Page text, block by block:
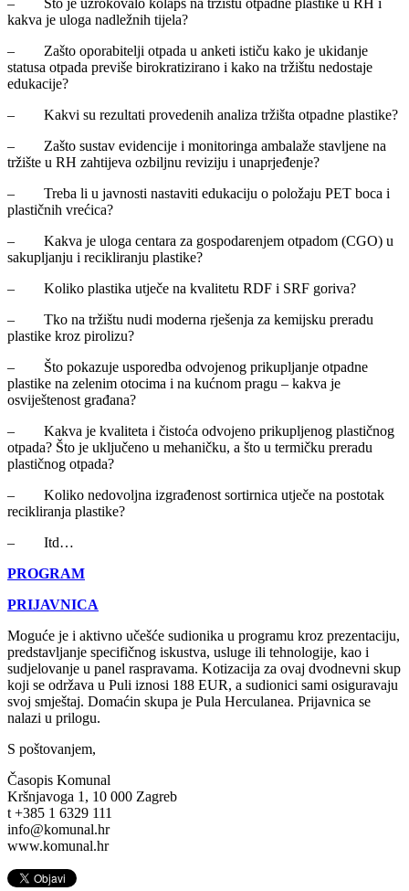
– Što je uzrokovalo kolaps na tržištu otpadne plastike u RH i
kakva je uloga nadležnih tijela?
– Zašto oporabitelji otpada u anketi ističu kako je ukidanje
statusa otpada previše birokratizirano i kako na tržištu nedostaje
edukacije?
– Kakvi su rezultati provedenih analiza tržišta otpadne plastike?
– Zašto sustav evidencije i monitoringa ambalaže stavljene na
tržište u RH zahtijeva ozbiljnu reviziju i unaprjeđenje?
– Treba li u javnosti nastaviti edukaciju o položaju PET boca i
plastičnih vrećica?
– Kakva je uloga centara za gospodarenjem otpadom (CGO) u
sakupljanju i recikliranju plastike?
– Koliko plastika utječe na kvalitetu RDF i SRF goriva?
– Tko na tržištu nudi moderna rješenja za kemijsku preradu
plastike kroz pirolizu?
– Što pokazuje usporedba odvojenog prikupljanje otpadne
plastike na zelenim otocima i na kućnom pragu – kakva je
osviještenost građana?
– Kakva je kvaliteta i čistoća odvojeno prikupljenog plastičnog
otpada? Što je uključeno u mehaničku, a što u termičku preradu
plastičnog otpada?
– Koliko nedovoljna izgrađenost sortirnica utječe na postotak
recikliranja plastike?
– Itd…
PROGRAM
PRIJAVNICA
Moguće je i aktivno učešće sudionika u programu kroz prezentaciju,
predstavljanje specifičnog iskustva, usluge ili tehnologije, kao i
sudjelovanje u panel raspravama. Kotizacija za ovaj dvodnevni skup
koji se održava u Puli iznosi 188 EUR, a sudionici sami osiguravaju
svoj smještaj. Domaćin skupa je Pula Herculanea. Prijavnica se
nalazi u prilogu.
S poštovanjem,
Časopis Komunal
Kršnjavoga 1, 10 000 Zagreb
t +385 1 6329 111
info@komunal.hr
www.komunal.hr